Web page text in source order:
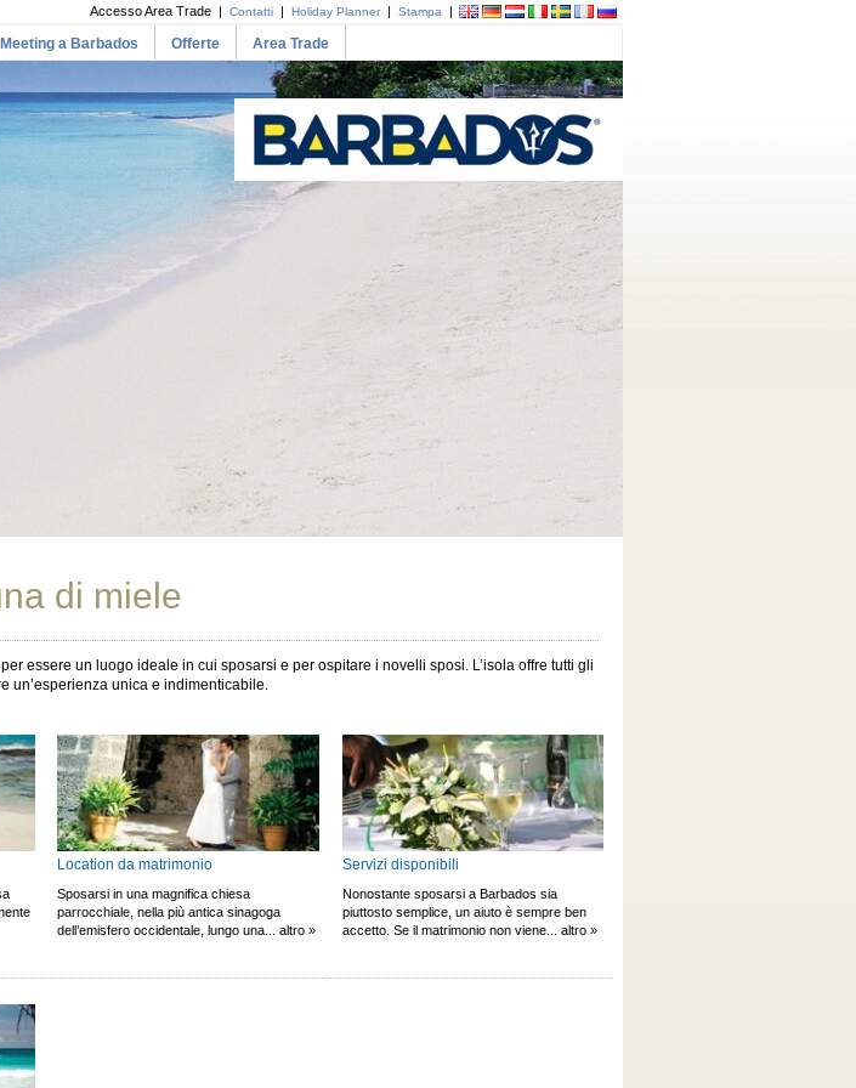
Accesso Area Trade | Contatti | Holiday Planner| Stampa |
Meeting a Barbados Offerte Area Trade
di miele
essere un luogo ideale in cui sposarsi e per ospitare i novelli sposi. L’isola offre tutti gli
un’esperienza unica e indimenticabile.
Location da matrimonio
Sposarsi in una magnifica chiesa
parrocchiale, nella più antica sinagoga
dell’emisfero occidentale, lungo una... altro »
Servizi disponibili
Nonostante sposarsi a Barbados sia
piuttosto semplice, un aiuto è sempre ben
accetto. Se il matrimonio non viene... altro »